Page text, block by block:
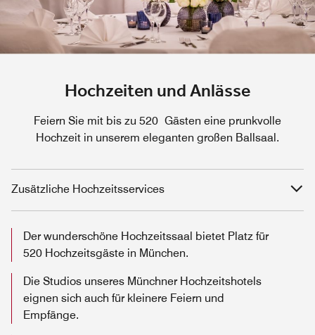
Hochzeiten und Anlässe
Feiern Sie mit bis zu 520 Gästen eine prunkvolle
Hochzeit in unserem eleganten großen Ballsaal.
Zusätzliche Hochzeitsservices
Der wunderschöne Hochzeitssaal bietet Platz für
520 Hochzeitsgäste in München.
Die Studios unseres Münchner Hochzeitshotels
eignen sich auch für kleinere Feiern und
Empfänge.